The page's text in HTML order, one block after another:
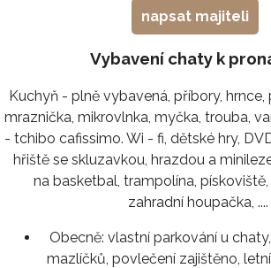
napsat majiteli
Vybavení chaty k
Kuchyň - plně vybavená, příbory, hrnce,
mraznička, mikrovlnka, myčka, trouba,
- tchibo cafissimo. Wi - fi, dětské hry,
hřiště se skluzavkou, hrazdou a
na basketbal, trampolína,
zahradní houpačka, ....
Obecně: vlastní parkování u
mazlíčků, povlečení zajištěno,